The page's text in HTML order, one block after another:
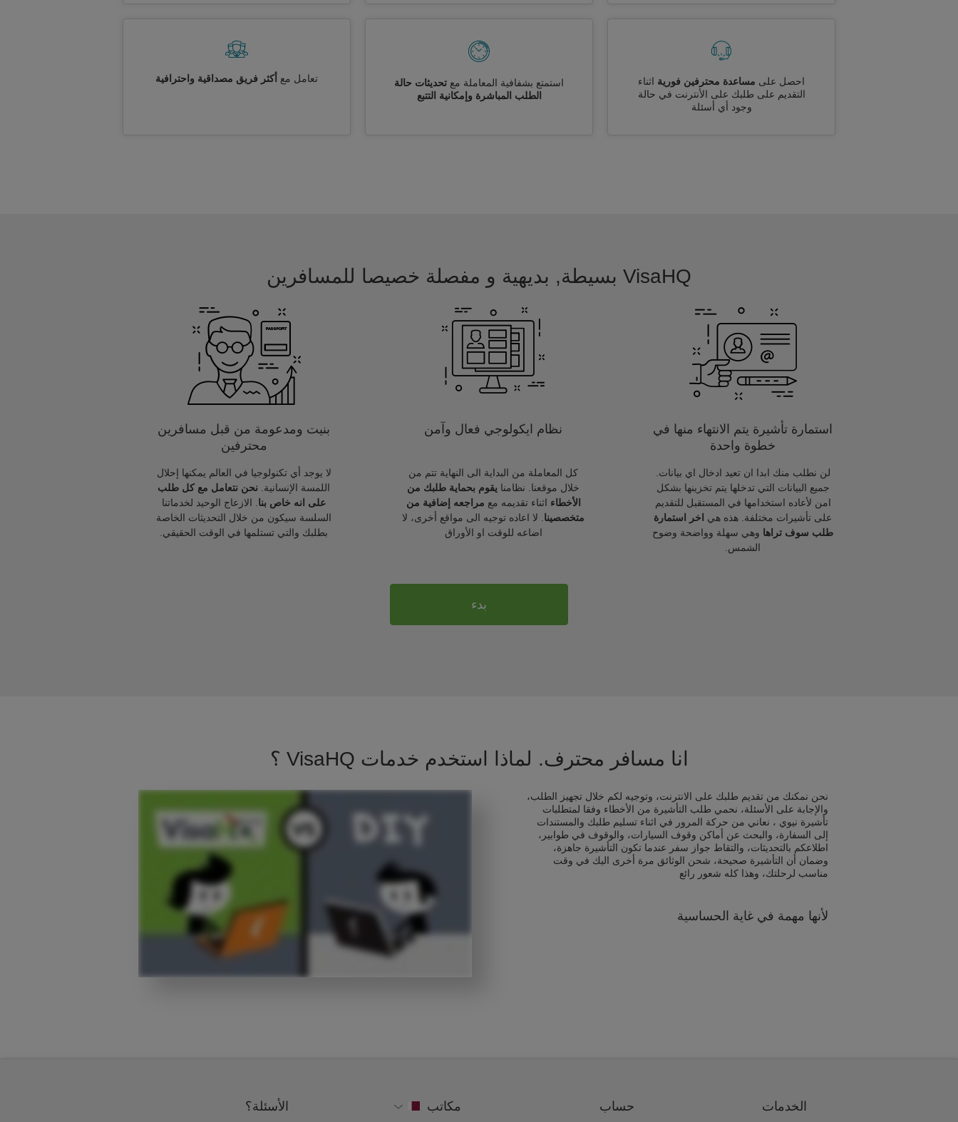
احصل على مساعدة محترفين فورية اثناء
التقديم على طلبك على الأنترنت في حالة
وجود أي أسئلة
استمتع بشفافية المعاملة مع تحديثات حالة
الطلب المباشرة وإمكانية التتبع
تعامل مع أكثر فريق مصداقية واحترافية
VisaHQ بسيطة, بديهية و مفصلة خصيصا للمسافرين
استمارة تأشيرة يتم الانتهاء منها في
خطوة واحدة
لن نطلب منك ابدا ان تعيد ادخال اي بيانات.
جميع البيانات التي تدخلها يتم تخزينها بشكل
امن لأعاده استخدامها في المستقبل للتقديم
على تأشيرات مختلفة. هذه هي
اخر استمارة
طلب سوف تراها وهي سهلة وواضحة وضوح
الشمس.
نظام ايكولوجي فعال وآمن
كل المعاملة من البداية الى النهاية تتم من
خلال موقعنا. نظامنا يقوم بحماية طلبك من
الأخطاء اثناء تقديمه مع مراجعه إضافية من
متخصصينا . لا اعاده توجيه الى مواقع أخرى، لا
اضاعه للوقت او الأوراق
بنيت ومدعومة من قبل مسافرين
محترفين
لا يوجد أي تكنولوجيا في العالم يمكنها إحلال
اللمسة الإنسانية. نحن نتعامل مع كل طلب
على انه خاص بنا . الازعاج الوحيد لخدماتنا
السلسة سيكون من خلال التحديثات الخاصة
بطلبك والتي تستلمها في الوقت الحقيقي.
بدء
انا مسافر محترف. لماذا استخدم خدمات VisaHQ ؟
نحن نمكنك من تقديم طلبك على الانترنت، وتوجيه لكم خلال تجهيز الطلب،
والإجابة على الأسئلة، نحمي طلب التأشيرة من الأخطاء وفقا لمتطلبات
تأشيرة نيوي ، نعاني من حركة المرور في اثناء تسليم طلبك والمستندات
إلى السفارة، والبحث عن أماكن وقوف السيارات، والوقوف في طوابير،
اطلاعكم بالتحديثات، والتقاط جواز سفر عندما تكون التأشيرة جاهزة،
وضمان أن التأشيرة صحيحة، شحن الوثائق مرة أخرى اليك في وقت
مناسب لرحلتك، وهذا كله شعور رائع
لأنها مهمة في غاية الحساسية
الخدمات حساب مكاتب الأسئلة؟